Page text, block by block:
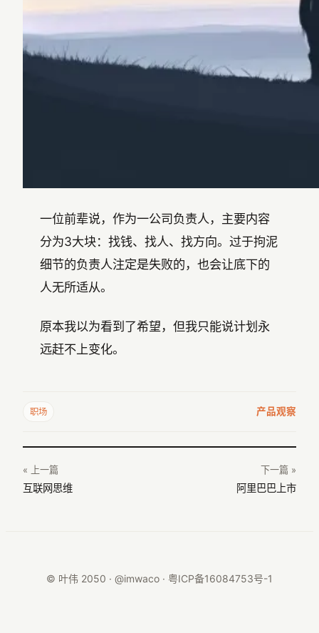
一位前辈说，作为一公司负责人，主要内容
分为3大块：找钱、找人、找方向。过于拘泥
细节的负责人注定是失败的，也会让底下的
人无所适从。
原本我以为看到了希望，但我只能说计划永
远赶不上变化。
职场 产品观察
« 上一篇
互联网思维
下一篇 »
阿里巴巴上市
© 叶伟 2050 · @imwaco · 粤ICP备16084753号-1